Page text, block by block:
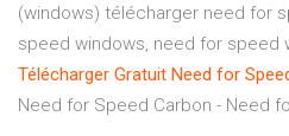
(windows) télécharger need for
speed windows, need for speed
Télécharger Gratuit Need for
Need for Speed Carbon - Need